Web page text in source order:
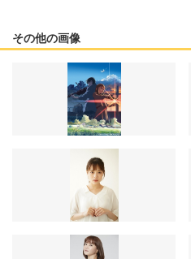
その他の画像